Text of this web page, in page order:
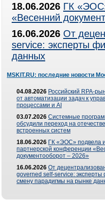
18.06.2026 ГК
«Весенний
16.06.2026 От
service: эксперты
данных
MSKIT.RU: последние новости
04.08.2026 Российский RPA-
от автоматизации задач к
процессами и AI
03.07.2026 Системные
обсудили переход на
встроенных систем
18.06.2026 ГК «ЭОС» подвела
партнерской конференции
документооборот – 2026»
16.06.2026 От
governed self-service: эксперты
смену парадигмы на рынке